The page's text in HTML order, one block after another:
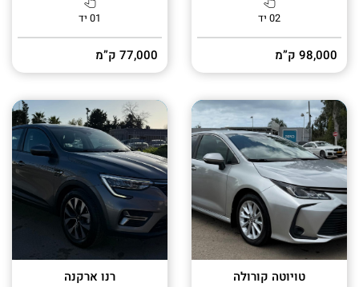
02 יד
98,000 ק”מ
01 יד
77,000 ק”מ
טויוטה קורולה רנו ארקנה